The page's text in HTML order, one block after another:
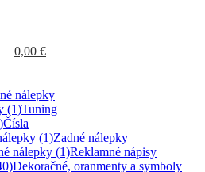
0,00 €
nálepky
Tuning
Čísla
Zadné nálepky
Reklamné nápisy
Dekoračné, oranmenty a symboly